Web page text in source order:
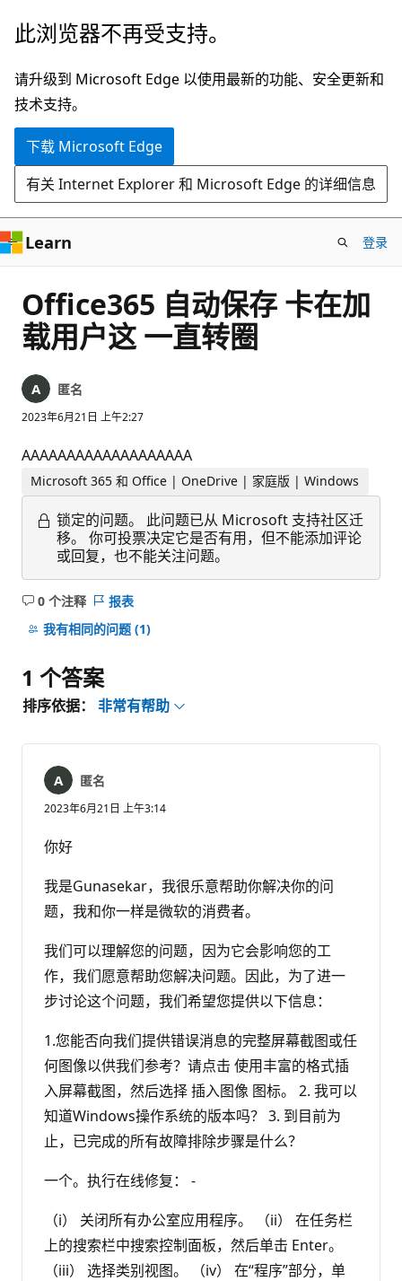
跳
主
要
内
此浏览器不再受支持。
请升级到 Microsoft Edge 以使用最新的功能、安全更新和
技术支持。
下载 Microsoft Edge
有关 Internet Explorer 和 Microsoft Edge 的详细信息
Learn 登录
Office365 自动保存 卡在加
载用户这 一直转圈
匿名
2023年6月21日 上午2:27
AAAAAAAAAAAAAAAAAAA
Microsoft 365 和 Office | OneDrive | 家庭版 | Windows
锁定的问题。
此问题已从 Microsoft 支持社区迁
移。 你可投票决定它是否有用，但不能添加评论
或回复，也不能关注问题。
0 个注释
无
注
报表
我有相同的问题 (1)
1 个答案
排序依据： 非常有帮助
匿名
2023年6月21日 上午3:14
你好
我是Gunasekar，我很乐意帮助你解决你的问
题，我和你一样是微软的消费者。
我们可以理解您的问题，因为它会影响您的工
作，我们愿意帮助您解决问题。因此，为了进一
步讨论这个问题，我们希望您提供以下信息：
1.您能否向我们提供错误消息的完整屏幕截图或任
何图像以供我们参考？请点击 使用丰富的格式插
入屏幕截图，然后选择 插入图像 图标。 2. 我可以
知道Windows操作系统的版本吗？ 3. 到目前为
止，已完成的所有故障排除步骤是什么？
一个。执行在线修复： -
（i） 关闭所有办公室应用程序。 （ii） 在任务栏
上的搜索栏中搜索控制面板，然后单击 Enter。
（iii） 选择类别视图。 （iv） 在“程序”部分，单